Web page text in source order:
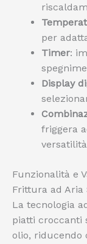
per
Timer:
Display
friggera
Funzionalità e
Frittura ad Aria
La tecnologia
piatti croccanti
olio, riducendo